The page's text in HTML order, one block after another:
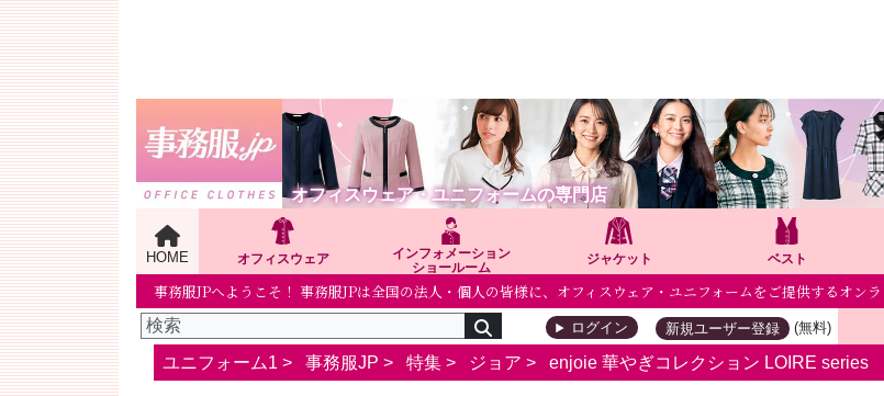
オフィスウェア・ユニフォームの専門店
HOME オフィスウェア
インフォメーション
ショールーム
ジャケット ベスト
事務服JPへようこそ！ 事務服JPは全国の法人・個人の皆様に、オフィスウェア・ユニフォームをご提供するオンラ
ログイン 新規ユーザー登録 (無料)
ユニフォーム1 > 事務服JP > 特集 > ジョア > enjoie 華やぎコレクション LOIRE series